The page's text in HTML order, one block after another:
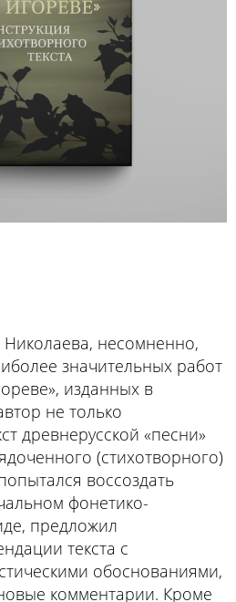
Николаева, несомненно,
значительных работ
изданных в
не только
древнерусской «песни»
(стихотворного)
воссоздать
фонетико-
предложил
текста с
обоснованиями,
комментарии. Кроме